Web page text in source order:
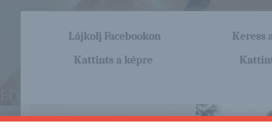
Itt nagyon sok olyan lány van, aki cseppet sem
Lájkolj Facebookon
Kattints a képre
Keress